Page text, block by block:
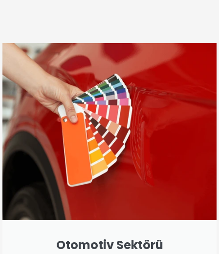
Otomotiv Sektörü